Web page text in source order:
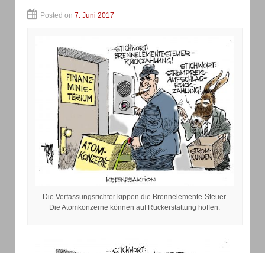
Posted on 7. Juni 2017
Die Verfassungsrichter kippen die Brennelemente-Steuer.
Die Atomkonzerne können auf Rückerstattung hoffen.